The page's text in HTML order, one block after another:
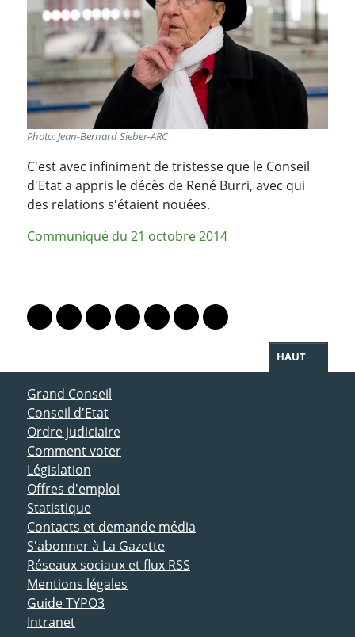
Photo: Jean-Bernard Sieber-ARC
C'est avec infiniment de tristesse que le Conseil
d'Etat a appris le décès de René Burri, avec qui
des relations s'étaient nouées.
Communiqué du 21 octobre 2014
Lien vers le profil Mastodon
Lien vers le profil Bluesky
Lien vers le profil Instagram
Lien vers le profil Linkedin
Lien vers le profil Facebook
Lien vers le profil Twitter
Partager par WhatsApp
HAUT
ACCÈS DIRECT
Grand Conseil
Conseil d'Etat
Ordre judiciaire
Comment voter
Législation
Offres d'emploi
Statistique
Contacts et demande média
S'abonner à La Gazette
Réseaux sociaux et flux RSS
Mentions légales
Guide TYPO3
Intranet